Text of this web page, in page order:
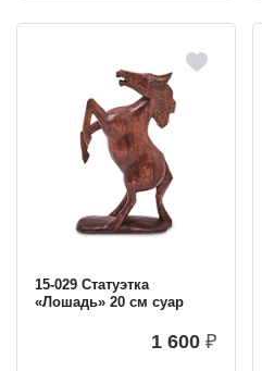
15-029 Статуэтка
«Лошадь» 20 см суар
1 600 ₽